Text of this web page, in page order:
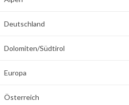
Deutschland
Dolomiten/Südtirol
Europa
Österreich